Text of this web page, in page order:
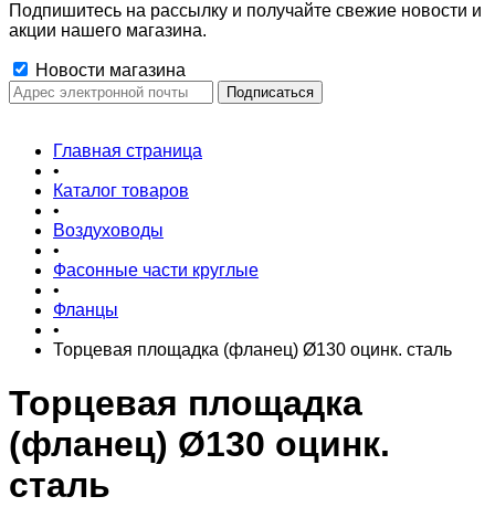
Подпишитесь на рассылку и получайте свежие новости и
акции нашего магазина.
Новости магазина
Главная страница
•
Каталог товаров
•
Воздуховоды
•
Фасонные части круглые
•
Фланцы
•
Торцевая площадка (фланец) Ø130 оцинк. сталь
Торцевая площадка
(фланец) Ø130 оцинк.
сталь